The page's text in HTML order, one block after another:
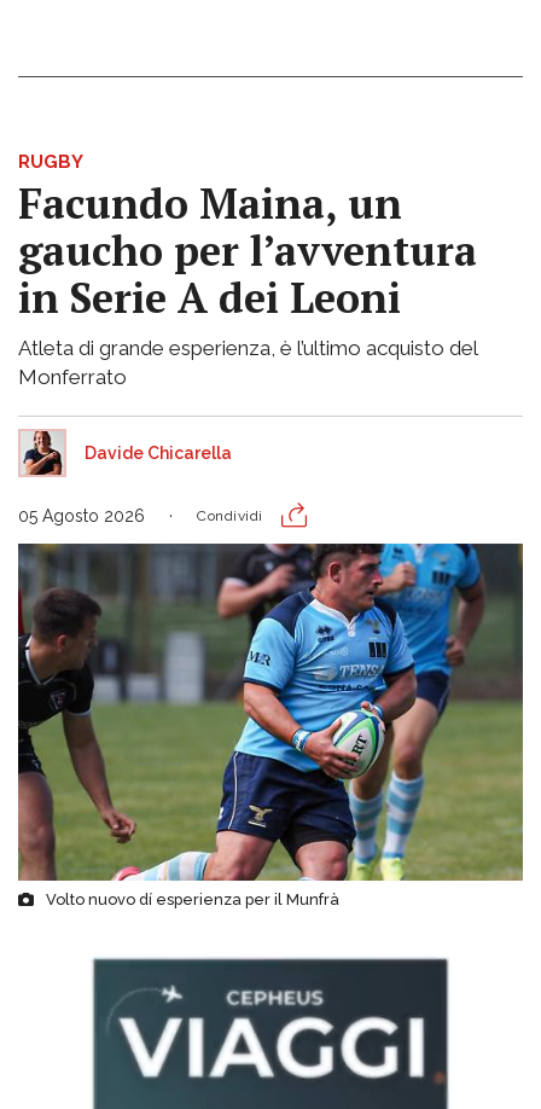
RUGBY
Facundo Maina, un
gaucho per l’avventura
in Serie A dei Leoni
Atleta di grande esperienza, è l’ultimo acquisto del
Monferrato
Davide Chicarella
05 Agosto 2026 Condividi
Volto nuovo dí esperienza per il Munfrà